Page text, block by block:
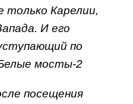
только Карелии,
И его
по
мосты-2
посещения